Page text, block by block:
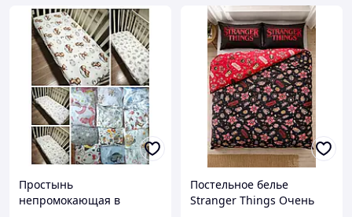
Простынь
непромокающая в
Постельное белье
Stranger Things Очень